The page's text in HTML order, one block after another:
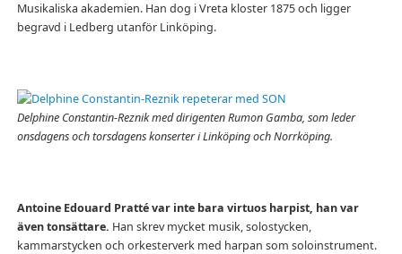
Musikaliska akademien. Han dog i Vreta kloster 1875 och ligger
begravd i Ledberg utanför Linköping.
Delphine Constantin-Reznik med dirigenten Rumon Gamba, som leder
onsdagens och torsdagens konserter i Linköping och Norrköping.
Antoine Edouard Pratté var inte bara virtuos harpist, han var
även tonsättare. Han skrev mycket musik, solostycken,
kammarstycken och orkesterverk med harpan som soloinstrument.